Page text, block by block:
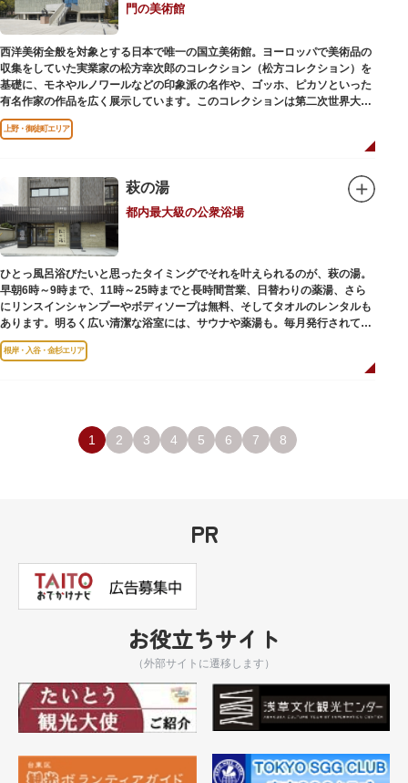
門の美術館
西洋美術全般を対象とする日本で唯一の国立美術館。ヨーロッパで美術品の
収集をしていた実業家の松方幸次郎のコレクション（松方コレクション）を
基礎に、モネやルノワールなどの印象派の名作や、ゴッホ、ピカソといった
有名作家の作品を広く展示しています。このコレクションは第二次世界大戦
中にフランス政府に接収され、戦後に専用の美術館を創設することを条件に
日本へ寄贈返還されました。
もの。「ル・コルビュジエの建築作品－近代建築運動への顕著な貢献－」の
構成資産の一つとして東京初の世界文化遺産に登録されています。前庭にも
ロダンの彫刻が展示されており、散策しながら美術鑑賞を楽しめるのも魅力
のひとつ。 ボランティア・スタッフと一緒に鑑賞する「美術トーク」や、解
説を聞きながら本館や前庭を一緒に歩く「建築ツアー」など、初めての来館
でも気軽に楽しめるプログラムも用意されています。
上野・御徒町エリア
萩の湯
都内最大級の公衆浴場
ひとっ風呂浴びたいと思ったタイミングでそれを叶えられるのが、萩の湯。
早朝6時～9時まで、11時～25時までと長時間営業、日替わりの薬湯、さら
にリンスインシャンプーやボディソープは無料、そしてタオルのレンタルも
あります。明るく広い清潔な浴室には、サウナや薬湯も。毎月発行されてい
る萩の湯だよりで薬湯の予定を確認すれば、お好みの薬湯を楽しめます。
また併設されたレストラン、食事処こもれびではおいしい食事だけでなく、
根岸・入谷・金杉エリア
1 2 3 4 5 6 7 8
PR
お役立ちサイト
（外部サイトに遷移します）